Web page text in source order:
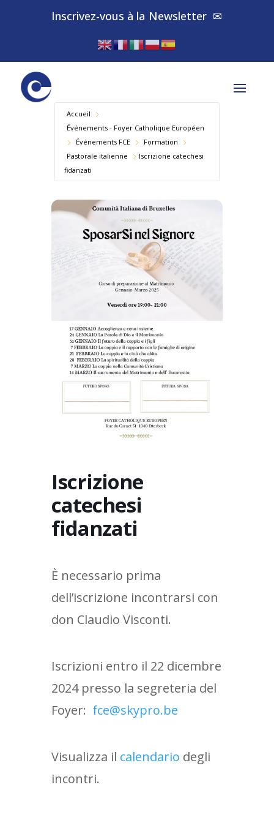
Inscrivez-vous à la Newsletter ✉
Accueil
Événements - Foyer Catholique Européen
Év​énements FCE
Formation
Pastorale italienne
Iscrizione catechesi
fidanzati
Iscrizione
catechesi
fidanzati
È necessario prima
dell’iscrizione incontrarsi con
don Claudio Visconti.
Iscrizioni entro il 22 dicembre
2024 presso la segreteria del
Foyer: fce@skypro.be
Visualizza il calendario degli
incontri.